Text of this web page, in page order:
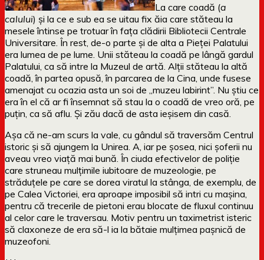
La care coadă (a
calului) și la ce e sub ea se uitau fix ăia care stăteau la
mesele întinse pe trotuar în fața clădirii Bibliotecii Centrale
Universitare. În rest, de-o parte și de alta a Pieței Palatului
era lumea de pe lume. Unii stăteau la coadă pe lângă gardul
Palatului, ca să intre la Muzeul de artă. Alții stăteau la altă
coadă, în partea opusă, în parcarea de la Cina, unde fusese
amenajat cu ocazia asta un soi de „muzeu labirint”. Nu știu ce
era în el că ar fi însemnat să stau la o coadă de vreo oră, pe
puțin, ca să aflu. Și zău dacă de asta ieșisem din casă.
Așa că ne-am scurs la vale, cu gândul să traversăm Centrul
istoric și să ajungem la Unirea. A, iar pe șosea, nici șoferii nu
aveau vreo viață mai bună. În ciuda efectivelor de poliție
care struneau mulțimile iubitoare de muzeologie, pe
străduțele pe care se dorea viratul la stânga, de exemplu, de
pe Calea Victoriei, era aproape imposibil să intri cu mașina,
pentru că trecerile de pietoni erau blocate de fluxul continuu
al celor care le traversau. Motiv pentru un taximetrist isteric
să claxoneze de era să-l ia la bătaie mulțimea pașnică de
muzeofoni.